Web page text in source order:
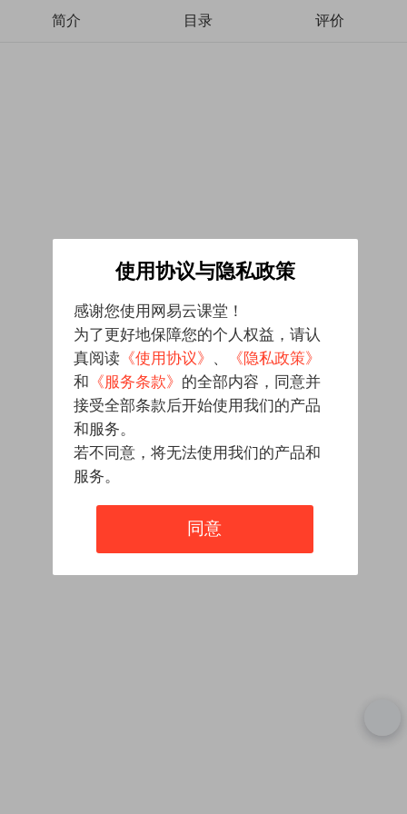
简介 目录 评价
使用协议与隐私政策
感谢您使用网易云课堂！
为了更好地保障您的个人权益，请认
真阅读 《使用协议》 、
《隐私政策》
和 《服务条款》 的全部内容，同意并
接受全部条款后开始使用我们的产品
和服务。
若不同意，将无法使用我们的产品和
服务。
同意